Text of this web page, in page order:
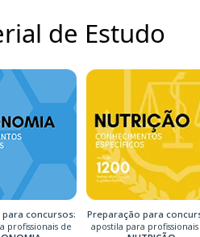
de Estudo
concursos:
profissionais de
Preparação para
apostila para